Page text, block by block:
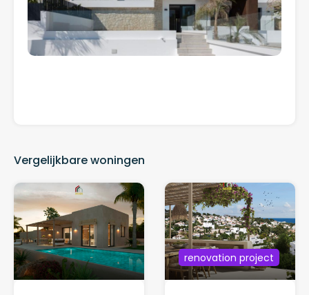
Vergelijkbare woningen
renovation project